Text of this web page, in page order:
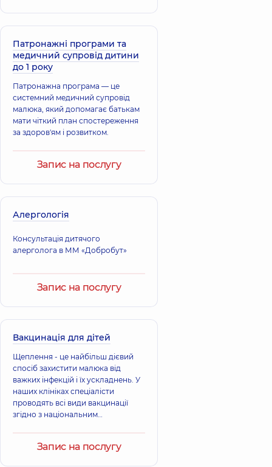
Патронажні програми та
медичний супровід дитини
до 1 року
Патронажна програма — це
системний медичний супровід
малюка, який допомагає батькам
мати чіткий план спостереження
за здоров'ям і розвитком.
Запис на послугу
Алергологія
Консультація дитячого
алерголога в ММ «Добробут»
Запис на послугу
Вакцинація для дітей
Щеплення - це найбільш дієвий
спосіб захистити малюка від
важких інфекцій і їх ускладнень. У
наших клініках спеціалісти
проводять всі види вакцинації
згідно з національним
захворюванням. Підтримайте
Запис на послугу